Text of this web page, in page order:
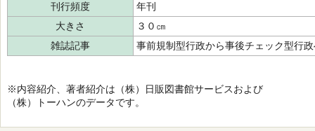
刊行頻度
年刊
大きさ
３０㎝
雑誌記事
事前規制型行政から事後チェック型行
※内容紹介、著者紹介は（株）日販図書館サービスおよび
（株）トーハンのデータです。